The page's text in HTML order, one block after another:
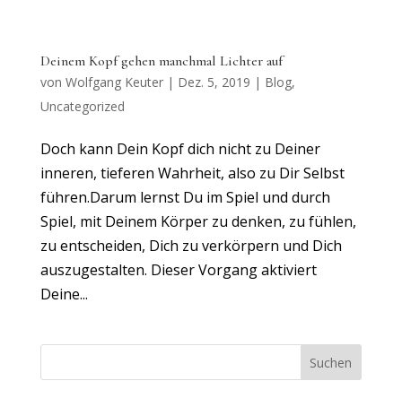
Deinem Kopf gehen manchmal Lichter auf
von Wolfgang Keuter| Dez. 5, 2019 | Blog,
Uncategorized
Doch kann Dein Kopf dich nicht zu Deiner
inneren, tieferen Wahrheit, also zu Dir Selbst
führen.Darum lernst Du im Spiel und durch
Spiel, mit Deinem Körper zu denken, zu fühlen,
zu entscheiden, Dich zu verkörpern und Dich
auszugestalten. Dieser Vorgang aktiviert
Deine...
Suchen